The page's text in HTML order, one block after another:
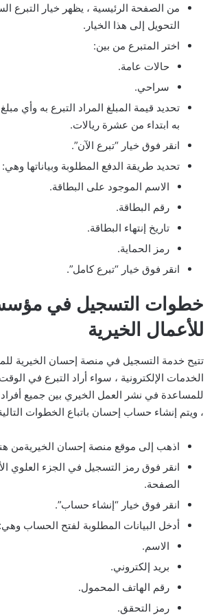
من الصفحة الرئيسية ، يظهر خيار التبرع
التحويل إلى هذا الخيار.
اختر المتبرع من بين:
حالات عامة.
سراحي.
تحديد قيمة المبلغ المراد التبرع به وأي
به ابتداء من عشرة ريالات.
انقر فوق خيار “تبرع الآن”.
تحديد طريقة الدفع المطلوبة وبياناتها وهي:
الاسم الموجود على البطاقة.
رقم البطاقة.
تاريخ إنتهاء البطاقة.
رمز الحماية.
انقر فوق خيار “تبرع كامل”.
خطوات التسجيل في
للأعمال الخيرية
تتيح خدمة التسجيل في منصة إحسان الخيرية
الخدمات الإلكترونية ، سواء أراد التبرع في
للمساعدة في نشر العمل الخيري بين جميع
، ويتم إنشاء حساب إحسان باتباع الخطوات
اذهب إلى موقع منصة إحسان الخيريةمن
انقر فوق رمز التسجيل في الجزء العلوي
الصفحة.
انقر فوق خيار “إنشاء حساب”.
أدخل البيانات المطلوبة لفتح الحساب وهي:
الاسم.
بريد إلكتروني.
رقم الهاتف المحمول.
رمز التحقق.